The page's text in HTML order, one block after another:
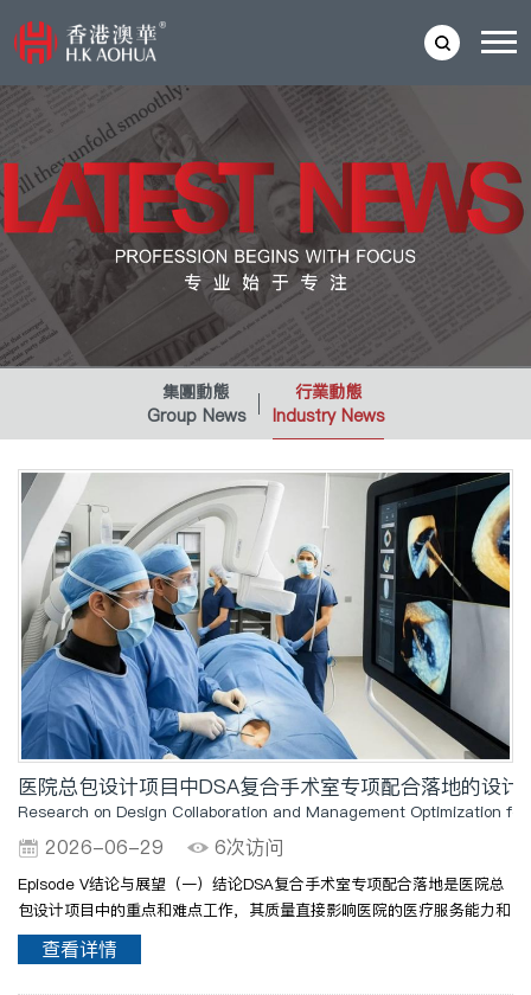
集團動態
Group News
行業動態
Industry News
医院总包设计项目中DSA复合手术室专项配合落地的设
Research on Design Collaboration and Management Optimization
2026-06-29 6次访问
Episode V结论与展望（一）结论DSA复合手术室专项配合落地是医院总
包设计项目中的重点和难点工作，其质量直接影响医院的医疗服务能力和
运营效率。本文通过分析医院总包设计中DSA复合手术室专项配合的核心
特征与现存问题，从设计协同和管理优化两个维度提出了..
查看详情